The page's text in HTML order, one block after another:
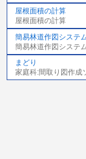
屋根面積の計算
屋根面積の計算
簡易林道作図システ
簡易林道作図システ
まどり
家庭科:間取り図作成